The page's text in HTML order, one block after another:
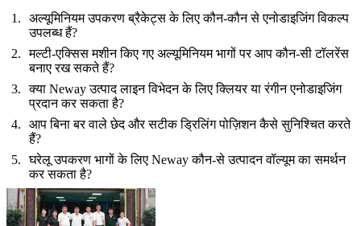
अल्यूमिनियम उपकरण ब्रैकेट्स के लिए कौन-कौन से एनोडाइजिंग विकल्प
उपलब्ध हैं?
मल्टी-एक्सिस मशीन किए गए अल्यूमिनियम भागों पर आप कौन-सी टॉलरेंस
बनाए रख सकते हैं?
क्या Neway उत्पाद लाइन विभेदन के लिए क्लियर या रंगीन एनोडाइजिंग
प्रदान कर सकता है?
आप बिना बर वाले छेद और सटीक ड्रिलिंग पोज़िशन कैसे सुनिश्चित करते
हैं?
घरेलू उपकरण भागों के लिए Neway कौन-से उत्पादन वॉल्यूम का समर्थन
कर सकता है?